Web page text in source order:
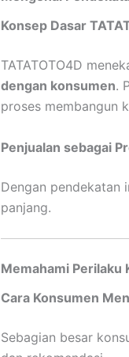
Konsep Dasar
TATATOTO4D
dengan konsumen.
proses membangun
Penjualan sebagai
Dengan pendekatan
panjang.
Memahami Perilaku
Cara Konsumen
Sebagian besar